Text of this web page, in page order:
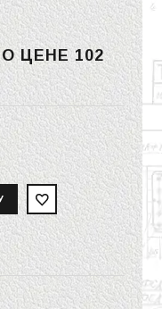
ЦЕНЕ102